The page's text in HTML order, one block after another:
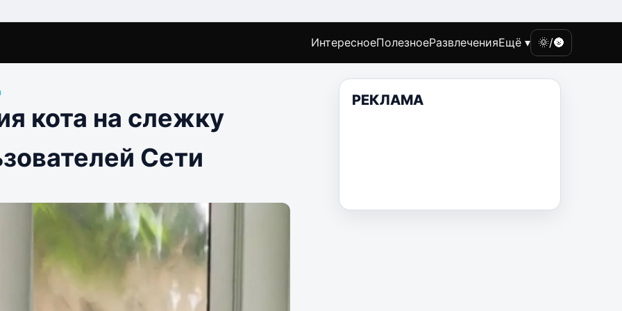
ИнтересноеПолезноеРазвлеченияЕщё ▾ 🌞/🌚
кота на слежку
Сети
РЕКЛАМА